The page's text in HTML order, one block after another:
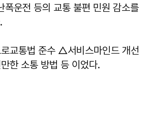
폭운전 등의 교통 불편 민원 감소를
교통법 준수 △서비스마인드 개선
한 소통 방법 등 이었다.